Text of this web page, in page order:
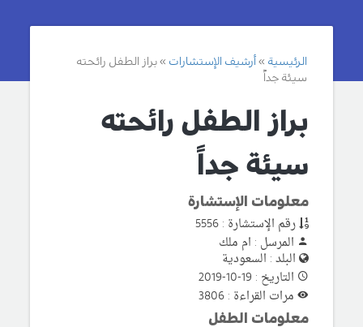
الرئيسية أرشيف الإستشارات
براز الطفل رائحته
سيئة جداً
براز الطفل رائحته
سيئة جداً
معلومات الإستشارة
رقم الإستشارة : 5556
المرسل : ام ملك
البلد : السعودية
التاريخ : 19-10-2019
مرات القراءة : 3806
معلومات الطفل